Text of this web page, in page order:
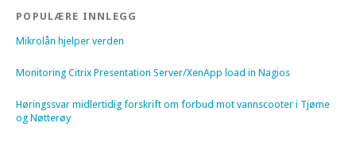
POPULÆRE INNLEGG
Mikrolån hjelper verden
Monitoring Citrix Presentation Server/XenApp load in Nagios
Høringssvar midlertidig forskrift om forbud mot vannscooter i Tjøme
og Nøtterøy